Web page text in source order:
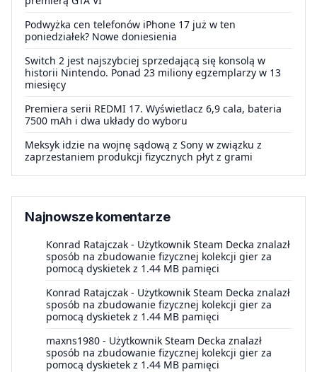
Podwyżka cen telefonów iPhone 17 już w ten
poniedziałek? Nowe doniesienia
Switch 2 jest najszybciej sprzedającą się konsolą w
historii Nintendo. Ponad 23 miliony egzemplarzy w 13
miesięcy
Premiera serii REDMI 17. Wyświetlacz 6,9 cala, bateria
7500 mAh i dwa układy do wyboru
Meksyk idzie na wojnę sądową z Sony w związku z
zaprzestaniem produkcji fizycznych płyt z grami
Najnowsze komentarze
Konrad Ratajczak - Użytkownik Steam Decka znalazł
sposób na zbudowanie fizycznej kolekcji gier za
pomocą dyskietek z 1.44 MB pamięci
Konrad Ratajczak - Użytkownik Steam Decka znalazł
sposób na zbudowanie fizycznej kolekcji gier za
pomocą dyskietek z 1.44 MB pamięci
maxns1980 - Użytkownik Steam Decka znalazł
sposób na zbudowanie fizycznej kolekcji gier za
pomocą dyskietek z 1.44 MB pamięci